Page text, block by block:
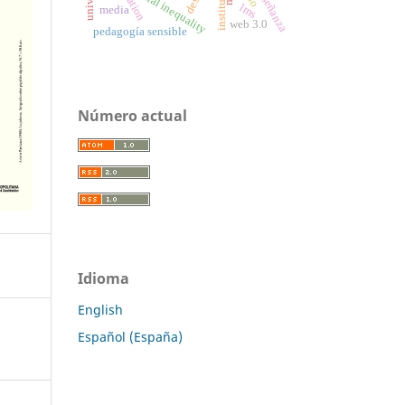
media lms
web 3.0
pedagogía sensible
Número actual
Idioma
English
Español (España)